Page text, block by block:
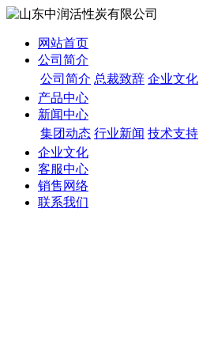
网站首页
公司简介
公司简介 总裁致辞 企业文化
产品中心
新闻中心
集团动态 行业新闻 技术支持
企业文化
客服中心
销售网络
联系我们